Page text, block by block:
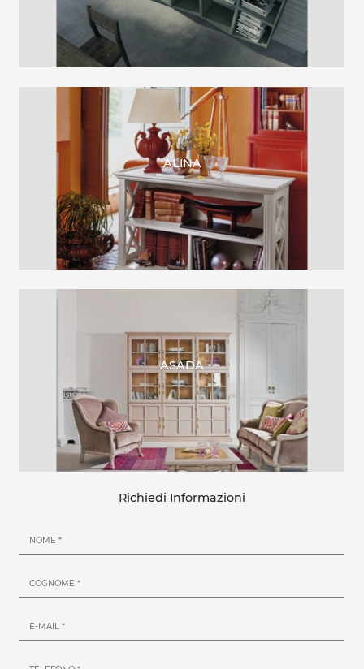
ALINA
ASADA
Richiedi Informazioni